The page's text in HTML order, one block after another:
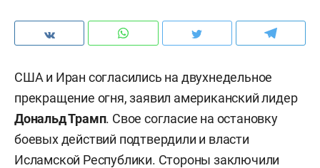
США и Иран согласились на двухнедельное
прекращение огня, заявил американский лидер
Дональд Трамп. Свое согласие на остановку
боевых действий подтвердили и власти
Исламской Республики. Стороны заключили